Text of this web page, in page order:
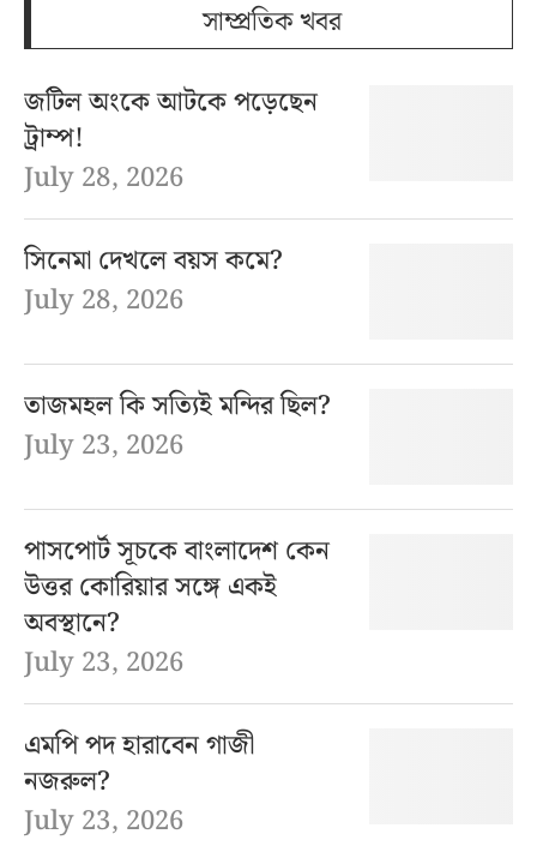
সাম্প্রতিক খবর
জটিল অংকে আটকে পড়েছেন
ট্রাম্প!
July 28, 2026
সিনেমা দেখলে বয়স কমে?
July 28, 2026
তাজমহল কি সত্যিই মন্দির ছিল?
July 23, 2026
পাসপোর্ট সূচকে বাংলাদেশ কেন
উত্তর কোরিয়ার সঙ্গে একই
অবস্থানে?
July 23, 2026
এমপি পদ হারাবেন গাজী
নজরুল?
July 23, 2026